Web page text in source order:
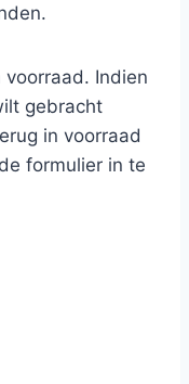
Indien
gebracht
in voorraad
formulier in te